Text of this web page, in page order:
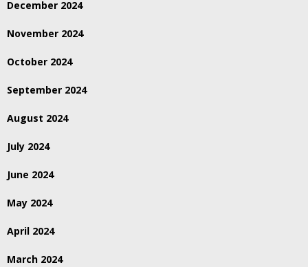
December 2024
November 2024
October 2024
September 2024
August 2024
July 2024
June 2024
May 2024
April 2024
March 2024